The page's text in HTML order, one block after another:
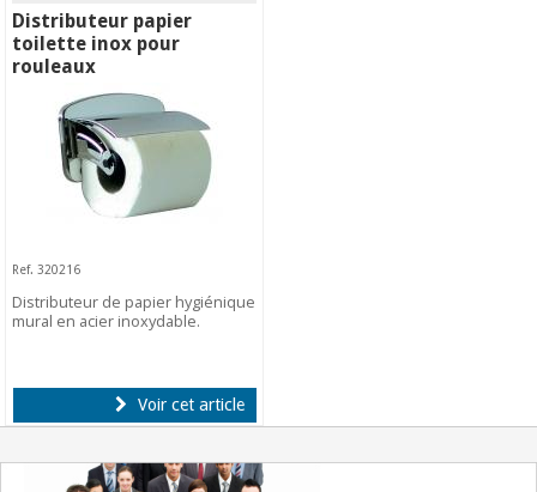
Distributeur papier
toilette inox pour
rouleaux
Ref. 320216
Distributeur de papier hygiénique
mural en acier inoxydable.
Voir cet article